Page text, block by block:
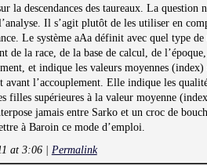
la descendances des taureaux. La question
Il s’agit plutôt de les utiliser en
Le système aAa définit avec quel type
de la race, de la base de calcul, de
et indique les valeurs moyennes
avant l’accouplement. Elle indique les
filles supérieures à la valeur moyenne
jamais entre Sarko et un croc de
à Baroin ce mode d’emploi.
at 3:06 | Permalink